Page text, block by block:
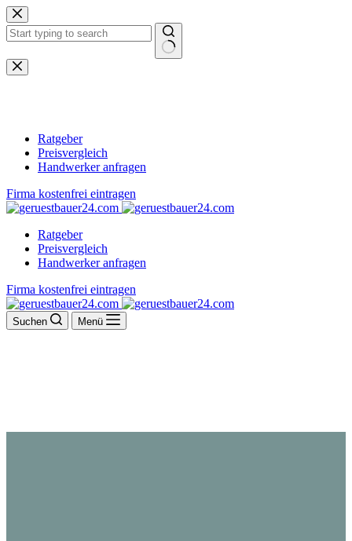
Zum
Inhalt
springen
Keine
Ergebnisse
Ratgeber
Preisvergleich
Handwerker anfragen
Firma kostenfrei eintragen
Ratgeber
Preisvergleich
Handwerker anfragen
Firma kostenfrei eintragen
Suchen Menü